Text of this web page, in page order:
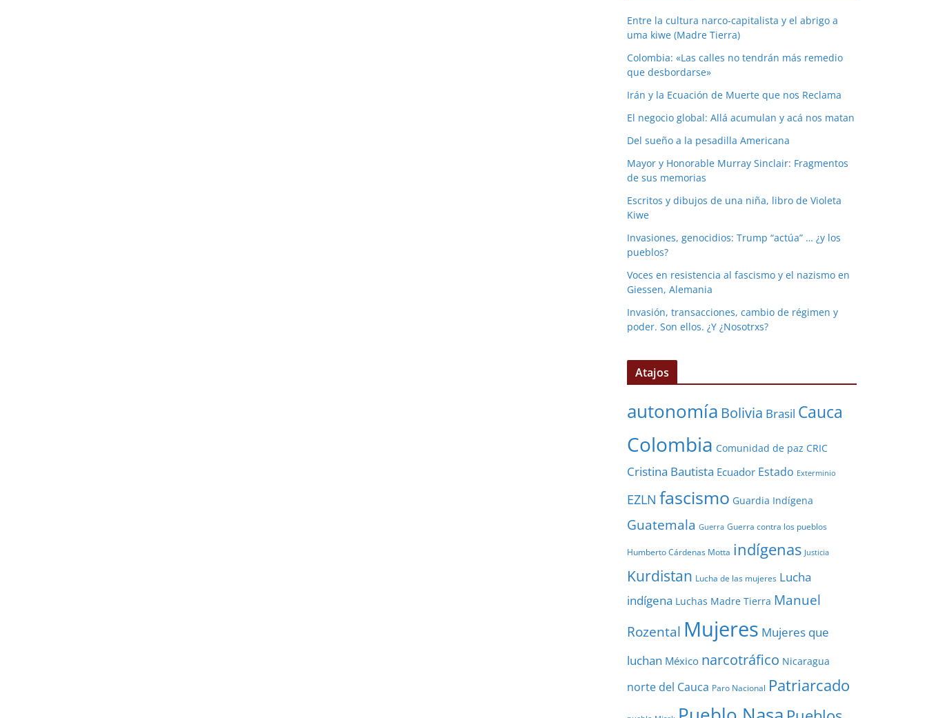
Entre la cultura narco-capitalista y el abrigo a
uma kiwe (Madre Tierra)
Colombia: «Las calles no tendrán más remedio
que desbordarse»
Irán y la Ecuación de Muerte que nos Reclama
El negocio global: Allá acumulan y acá nos matan
Del sueño a la pesadilla Americana
Mayor y Honorable Murray Sinclair: Fragmentos
de sus memorias
Escritos y dibujos de una niña, libro de Violeta
Kiwe
Invasiones, genocidios: Trump “actúa” … ¿y los
pueblos?
Voces en resistencia al fascismo y el nazismo en
Giessen, Alemania
Invasión, transacciones, cambio de régimen y
poder. Son ellos. ¿Y ¿Nosotrxs?
Atajos
autonomía Bolivia Brasil Cauca
Colombia Comunidad de paz CRIC
Cristina Bautista Ecuador Estado Exterminio
EZLN fascismo Guardia Indígena
Guatemala Guerra Guerra contra los pueblos
Humberto Cárdenas Motta indígenas Justicia
Kurdistan Lucha de las mujeres Lucha
indígena Luchas Madre Tierra Manuel
Rozental Mujeres Mujeres que
luchan México narcotráfico Nicaragua
norte del Cauca Paro Nacional Patriarcado